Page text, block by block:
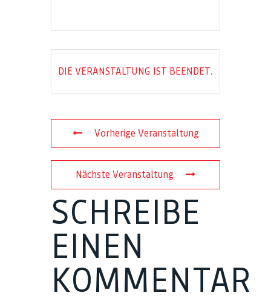
DIE VERANSTALTUNG IST BEENDET.
Vorherige Veranstaltung
Nächste Veranstaltung
SCHREIBE
EINEN
KOMMENTAR